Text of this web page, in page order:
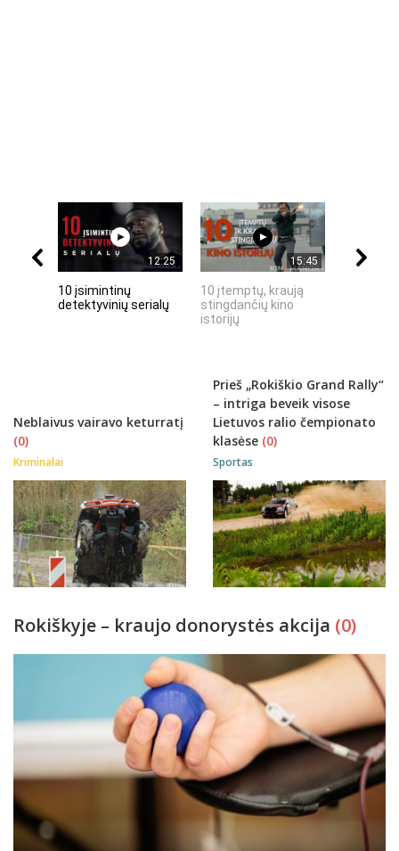
12:25
10 įsimintinų
detektyvinių serialų
15:45
10 įtemptų, kraują
stingdančių kino
istorijų
Neblaivus vairavo keturratį
(0)
Kriminalai
Prieš „Rokiškio Grand Rally“
– intriga beveik visose
Lietuvos ralio čempionato
klasėse (0)
Sportas
Rokiškyje – kraujo donorystės akcija (0)